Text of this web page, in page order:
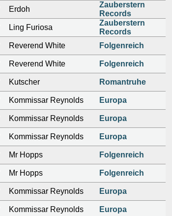
Erdoh
Zauberstern
Records
Ling Furiosa
Zauberstern
Records
Reverend White
Folgenreich
Reverend White
Folgenreich
Kutscher Romantruhe
Kommissar Reynolds Europa
Kommissar Reynolds Europa
Kommissar Reynolds Europa
Mr Hopps Folgenreich
Mr Hopps Folgenreich
Kommissar Reynolds Europa
Kommissar Reynolds Europa